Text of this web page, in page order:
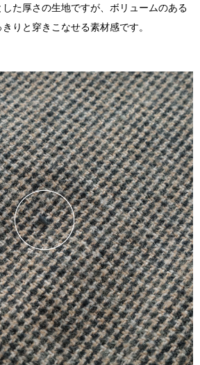
た厚さの生地ですが、ボリュームのある
りと穿きこなせる素材感です。